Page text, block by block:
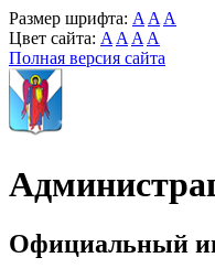
Размер шрифта: A A A
Цвет сайта: A A A A
Полная версия сайта
Официальный